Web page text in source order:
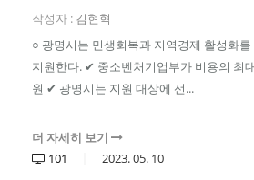
작성자 : 김현혁
○ 광명시는 민생회복과 지역경제 활성화
지원한다. ✔ 중소벤처기업부가 비용의 최
원 ✔ 광명시는 지원 대상에 선...
더 자세히 보기
101
2023.05. 10